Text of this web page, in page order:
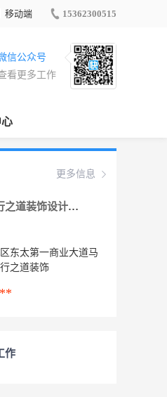
移动端 15362300515
信公众号
看更多工作
更多信息
铜仁市碧江区行之道装饰设计室
东太第一商业大道马
之道装饰
作